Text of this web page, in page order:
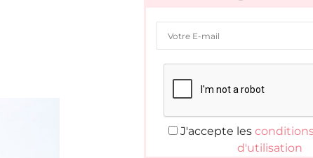
J'accepte les
d'utilisation